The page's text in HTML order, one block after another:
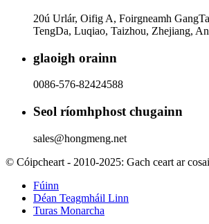
20ú Urlár, Oifig A, Foirgneamh
TengDa, Luqiao, Taizhou, Zhejiang,
glaoigh orainn
0086-576-82424588
Seol ríomhphost chugainn
sales@hongmeng.net
© Cóipcheart - 2010-2025: Gach ceart ar
Fúinn
Déan Teagmháil Linn
Turas Monarcha